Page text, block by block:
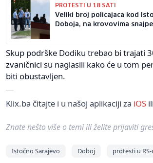
PROTESTI U 18 SATI
Veliki broj policajaca kod
Doboja, na krovovima
Skup podrške Dodiku trebao bi trajati
zvaničnici su naglasili kako će u tom
biti obustavljen.
Klix.ba čitajte i u našoj aplikaciji za iOS ili
Znate nešto više o temi ili želite prijaviti
Istočno Sarajevo Doboj protesti u RS-